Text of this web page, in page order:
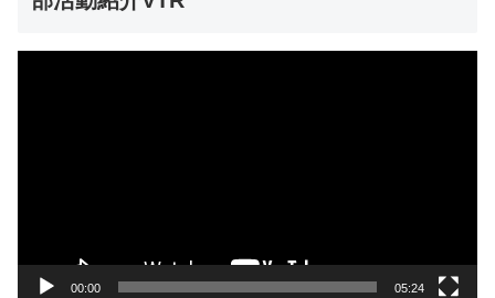
00:00 05:24